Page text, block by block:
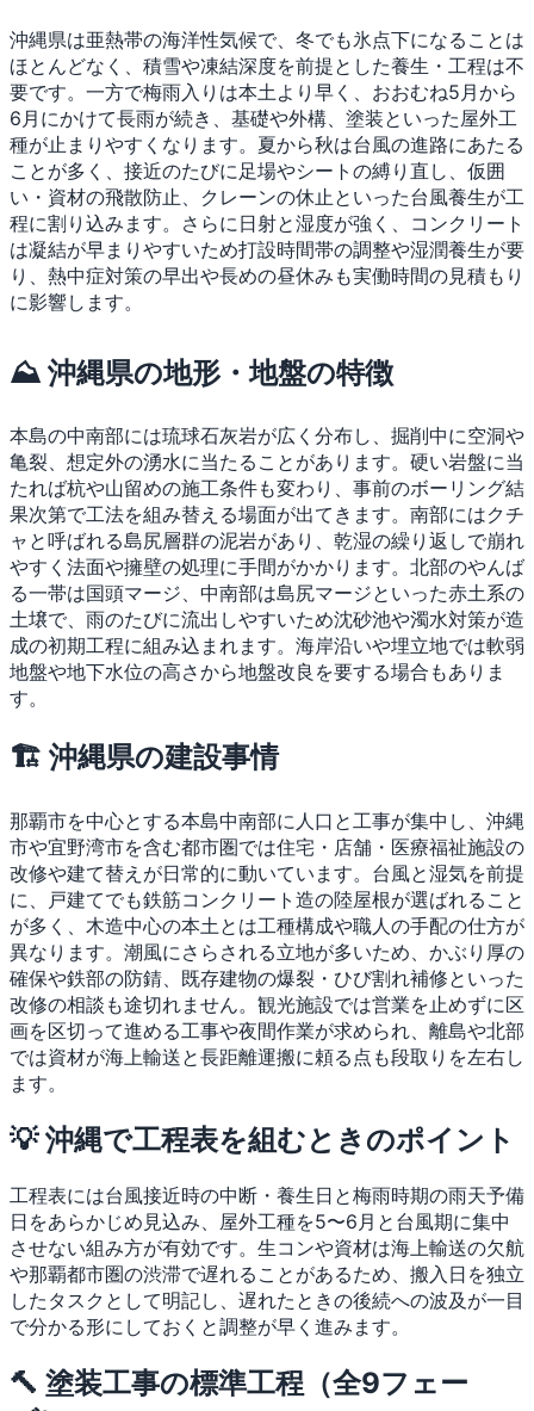
沖縄県は亜熱帯の海洋性気候で、冬でも氷点下になることは
ほとんどなく、積雪や凍結深度を前提とした養生・工程は不
要です。一方で梅雨入りは本土より早く、おおむね5月から
6月にかけて長雨が続き、基礎や外構、塗装といった屋外工
種が止まりやすくなります。夏から秋は台風の進路にあたる
ことが多く、接近のたびに足場やシートの縛り直し、仮囲
い・資材の飛散防止、クレーンの休止といった台風養生が工
程に割り込みます。さらに日射と湿度が強く、コンクリート
は凝結が早まりやすいため打設時間帯の調整や湿潤養生が要
り、熱中症対策の早出や長めの昼休みも実働時間の見積もり
に影響します。
⛰ 沖縄県の地形・地盤の特徴
本島の中南部には琉球石灰岩が広く分布し、掘削中に空洞や
亀裂、想定外の湧水に当たることがあります。硬い岩盤に当
たれば杭や山留めの施工条件も変わり、事前のボーリング結
果次第で工法を組み替える場面が出てきます。南部にはクチ
ャと呼ばれる島尻層群の泥岩があり、乾湿の繰り返しで崩れ
やすく法面や擁壁の処理に手間がかかります。北部のやんば
る一帯は国頭マージ、中南部は島尻マージといった赤土系の
土壌で、雨のたびに流出しやすいため沈砂池や濁水対策が造
成の初期工程に組み込まれます。海岸沿いや埋立地では軟弱
地盤や地下水位の高さから地盤改良を要する場合もありま
す。
🏗 沖縄県の建設事情
那覇市を中心とする本島中南部に人口と工事が集中し、沖縄
市や宜野湾市を含む都市圏では住宅・店舗・医療福祉施設の
改修や建て替えが日常的に動いています。台風と湿気を前提
に、戸建てでも鉄筋コンクリート造の陸屋根が選ばれること
が多く、木造中心の本土とは工種構成や職人の手配の仕方が
異なります。潮風にさらされる立地が多いため、かぶり厚の
確保や鉄部の防錆、既存建物の爆裂・ひび割れ補修といった
改修の相談も途切れません。観光施設では営業を止めずに区
画を区切って進める工事や夜間作業が求められ、離島や北部
では資材が海上輸送と長距離運搬に頼る点も段取りを左右し
ます。
💡 沖縄で工程表を組むときのポイント
工程表には台風接近時の中断・養生日と梅雨時期の雨天予備
日をあらかじめ見込み、屋外工種を5〜6月と台風期に集中
させない組み方が有効です。生コンや資材は海上輸送の欠航
や那覇都市圏の渋滞で遅れることがあるため、搬入日を独立
したタスクとして明記し、遅れたときの後続への波及が一目
で分かる形にしておくと調整が早く進みます。
🔨 塗装工事の標準工程（全9フェー